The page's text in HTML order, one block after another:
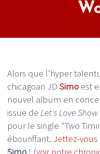
Alors que l'hyper
chicagoan JD Simo est
nouvel album en
issue de Let's Love
pour le single "Two
ébouriffant. Jettez-
Simo ! (voir notre